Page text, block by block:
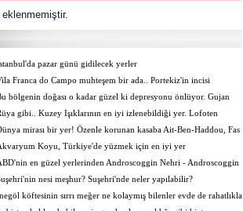
pazar günü gidilecek yerler
Franca do Campo muhteşem bir ada.. Portekiz'in incisi
bölgenin doğası o kadar güzel ki depresyonu önlüyor. Gujan
Fransa
gibi.. Kuzey Işıklarının en iyi izlenebildiği yer. Lofoten
Norveç
mirası bir yer! Özenle korunan kasaba Ait-Ben-Haddou, Fas
Koyu, Türkiye'de yüzmek için en iyi yer
en güzel yerlerinden Androscoggin Nehri - Androscoggin
nasıl gidilir?nesi meşhur? Suşehri'nde neler yapılabilir?
köftesinin sırrı meğer ne kolaymış bilenler evde de rahatlıkla